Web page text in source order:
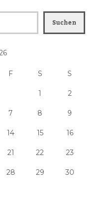
Suchen
F S S
1 2
7 8 9
14 15 16
21 22 23
28 29 30